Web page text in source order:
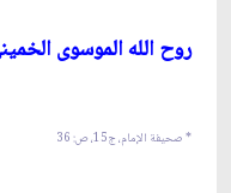
روح الله الموسوى
* صحيفة الإمام، ج‏15، ص: 36